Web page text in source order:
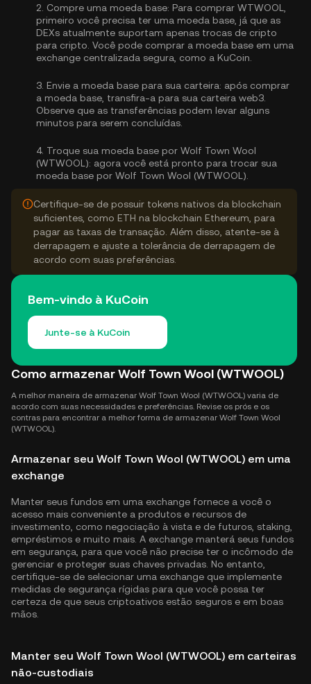
2. Compre uma moeda base: Para comprar WTWOOL,
primeiro você precisa ter uma moeda base, já que as
DEXs atualmente suportam apenas trocas de cripto
para cripto. Você pode comprar a moeda base em uma
exchange centralizada segura, como a KuCoin.
3. Envie a moeda base para sua carteira: após comprar
a moeda base, transfira-a para sua carteira web3.
Observe que as transferências podem levar alguns
minutos para serem concluídas.
4. Troque sua moeda base por Wolf Town Wool
(WTWOOL): agora você está pronto para trocar sua
moeda base por Wolf Town Wool (WTWOOL).
Certifique-se de possuir tokens nativos da blockchain
suficientes, como ETH na blockchain Ethereum, para
pagar as taxas de transação. Além disso, atente-se à
derrapagem e ajuste a tolerância de derrapagem de
acordo com suas preferências.
Bem-vindo à KuCoin
Junte-se à KuCoin
Como armazenar Wolf Town Wool (WTWOOL)
A melhor maneira de armazenar Wolf Town Wool (WTWOOL) varia de
acordo com suas necessidades e preferências. Revise os prós e os
contras para encontrar a melhor forma de armazenar Wolf Town Wool
(WTWOOL).
Armazenar seu Wolf Town Wool (WTWOOL) em uma
exchange
Manter seus fundos em uma exchange fornece a você o
acesso mais conveniente a produtos e recursos de
investimento, como negociação à vista e de futuros, staking,
empréstimos e muito mais. A exchange manterá seus fundos
em segurança, para que você não precise ter o incômodo de
gerenciar e proteger suas chaves privadas. No entanto,
certifique-se de selecionar uma exchange que implemente
medidas de segurança rígidas para que você possa ter
certeza de que seus criptoativos estão seguros e em boas
mãos.
Manter seu Wolf Town Wool (WTWOOL) em carteiras
não-custodiais